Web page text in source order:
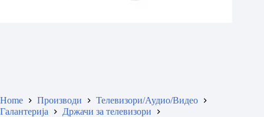
Home Производи
Телевизори/Аудио/Видео
Галантерија
Држачи за телевизори